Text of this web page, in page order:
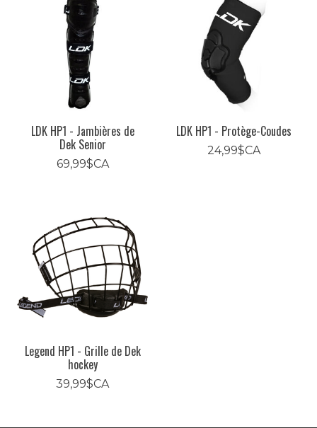
LDK HP1 - Jambières de
Dek Senior
69,99$CA
LDK HP1 - Protège-Coudes
24,99$CA
Legend HP1 - Grille de Dek
hockey
39,99$CA